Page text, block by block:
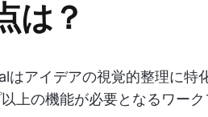
は？
はアイデアの視覚的整理に特
上の機能が必要となるワー